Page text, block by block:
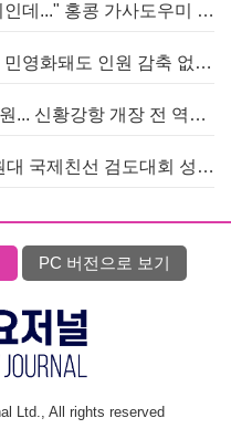
[홍콩사회] "가뜩이나 빚더미인데..." 홍콩 가사도우미 대출 전면 금지 촉구
[홍콩금융] HSBC, 항셍은행 민영화돼도 인원 감축 없다... 독립 브랜드 유지
[홍콩뉴스] 공무원 3만 명 동원... 신황강항 개장 전 역대급 훈련 실시
[홍콩한인] 홍콩 김지은, 유원대 국제친선 검도대회 성인단체전 우승
PC 버전으로 보기
Ltd., All rights reserved